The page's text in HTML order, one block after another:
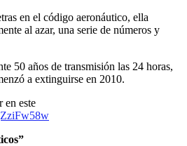
en el código aeronáutico, ella
al azar, una serie de números y
50 años de transmisión las 24 horas,
a extinguirse en 2010.
en este